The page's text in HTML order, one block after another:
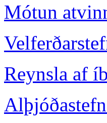
Mótun
Reynsla af